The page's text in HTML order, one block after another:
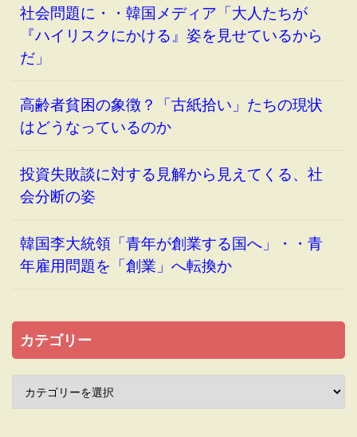
社会問題に・・韓国メディア「大人たちが
『ハイリスクにかける』姿を見せているから
だ」
高齢者貧困の象徴？「古紙拾い」たちの現状
はどうなっているのか
投資失敗談に対する見解から見えてくる、社
会分断の姿
韓国李大統領「青年が創業する国へ」・・青
年雇用問題を「創業」へ転換か
カテゴリー